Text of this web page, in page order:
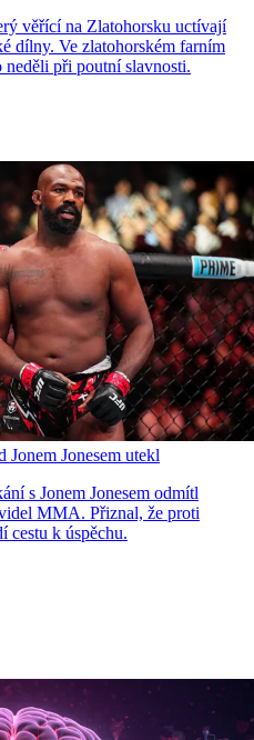
věřící na Zlatohorsku uctívají
dílny. Ve zlatohorském farním
při poutní slavnosti.
Jonesem utekl
s Jonem Jonesem odmítl
MMA. Přiznal, že proti
cestu k úspěchu.